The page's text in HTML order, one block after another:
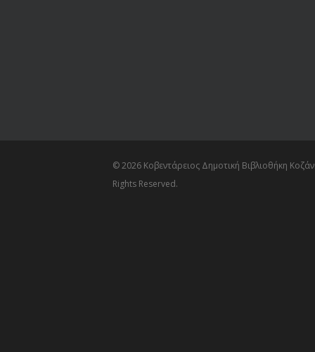
© 2026 Κοβεντάρειος Δημοτική Βιβλιοθήκη
Rights Reserved.